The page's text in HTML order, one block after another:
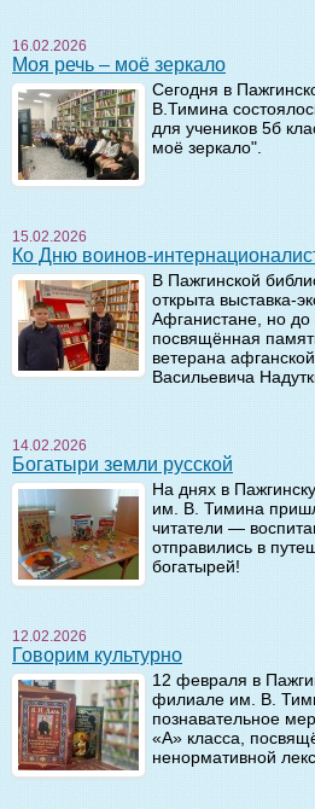
16.02.2026
Моя речь – моё зеркало
Сегодня в
В.Тимина
для учеников 5б
моё зеркало".
15.02.2026
Ко Дню воинов-
В Пажгинской
открыта выставка-
Афганистане, но
посвящённая
ветерана
Васильевича
14.02.2026
Богатыри земли русской
На днях в
им. В. Тимина
читатели —
отправились в
богатырей!
12.02.2026
Говорим культурно
12 февраля в
филиале им. В.
познавательное
«А» класса,
ненормативной